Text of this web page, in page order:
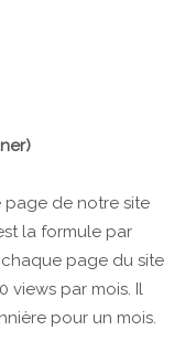
page de notre site
la formule par
page du site
views par mois. Il
pour un mois.